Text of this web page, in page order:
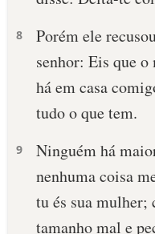
8
Porém ele
senhor: Eis que o
há em casa
tudo o que tem.
9
Ninguém há
nenhuma coisa
tu és sua mulher;
tamanho mal e